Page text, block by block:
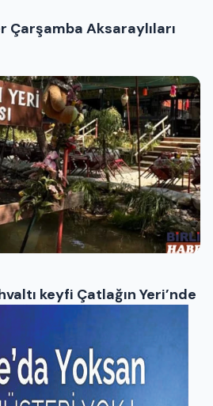
Çarşamba Aksaraylıları
keyfi Çatlağın Yeri’nde